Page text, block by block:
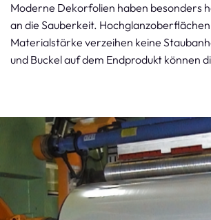
Moderne Dekorfolien haben besonders
an die Sauberkeit.
Materialstärke verzeihen keine
und Buckel auf dem Endprodukt können